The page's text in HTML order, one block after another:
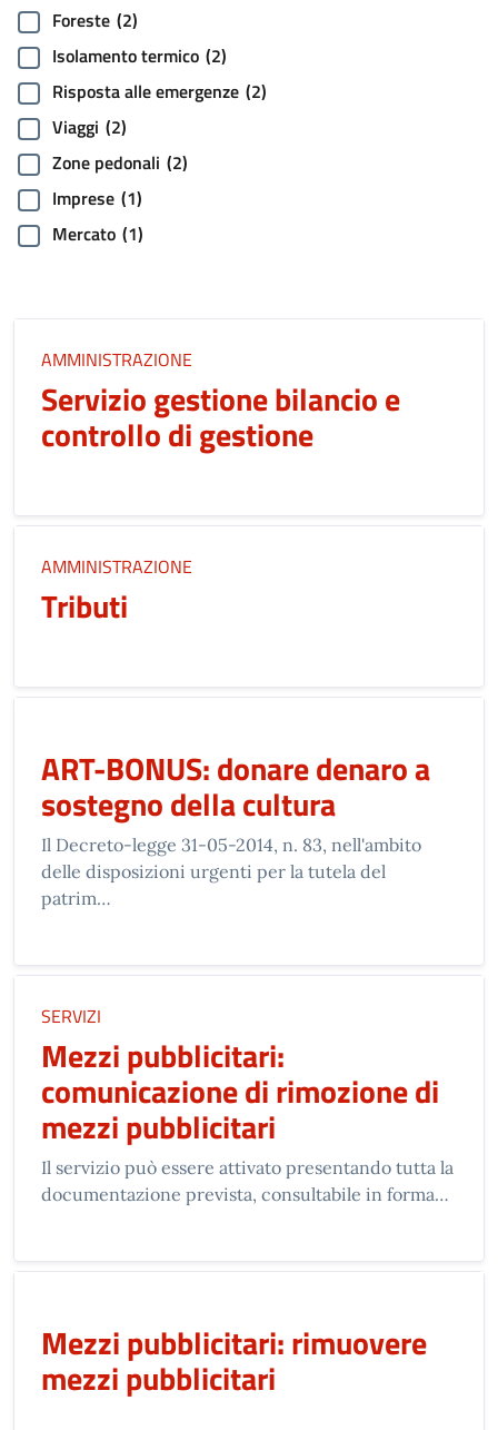
Foreste (2)
Isolamento termico (2)
Risposta alle emergenze (2)
Viaggi (2)
Zone pedonali (2)
Imprese (1)
Mercato (1)
AMMINISTRAZIONE
Servizio gestione bilancio e
controllo di gestione
AMMINISTRAZIONE
Tributi
ART-BONUS: donare denaro a
sostegno della cultura
Il Decreto-legge 31-05-2014, n. 83, nell'ambito
delle disposizioni urgenti per la tutela del
patrim…
SERVIZI
Mezzi pubblicitari:
comunicazione di rimozione di
mezzi pubblicitari
Il servizio può essere attivato presentando tutta la
documentazione prevista, consultabile in forma…
Mezzi pubblicitari: rimuovere
mezzi pubblicitari